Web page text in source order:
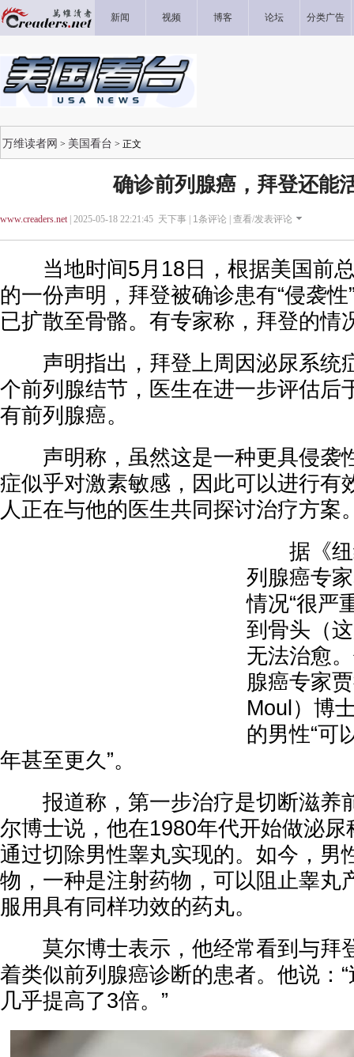
新闻 视频 博客 论坛 分类广告
万维读者网 > 美国看台 > 正文
确诊前列腺癌，拜登还能
www.creaders.net| 2025-05-18 22:21:45 天下事 | 1条评论 | 查看/发表评论
当地时间5月18日，根据美国前
的一份声明，拜登被确诊患有“侵袭
已扩散至骨骼。有专家称，拜登的情
声明指出，拜登上周因泌尿系统
个前列腺结节，医生在进一步评估后
有前列腺癌。
声明称，虽然这是一种更具侵袭
症似乎对激素敏感，因此可以进行有
人正在与他的医生共同探讨治疗方案
据《纽
列腺癌专
情况“很严
到骨头（
无法治愈
腺癌专家
Moul）博
的男性“可
年甚至更久”。
报道称，第一步治疗是切断滋养
尔博士说，他在1980年代开始做泌
通过切除男性睾丸实现的。如今，男
物，一种是注射药物，可以阻止睾丸
服用具有同样功效的药丸。
莫尔博士表示，他经常看到与拜
着类似前列腺癌诊断的患者。他说：
几乎提高了3倍。”